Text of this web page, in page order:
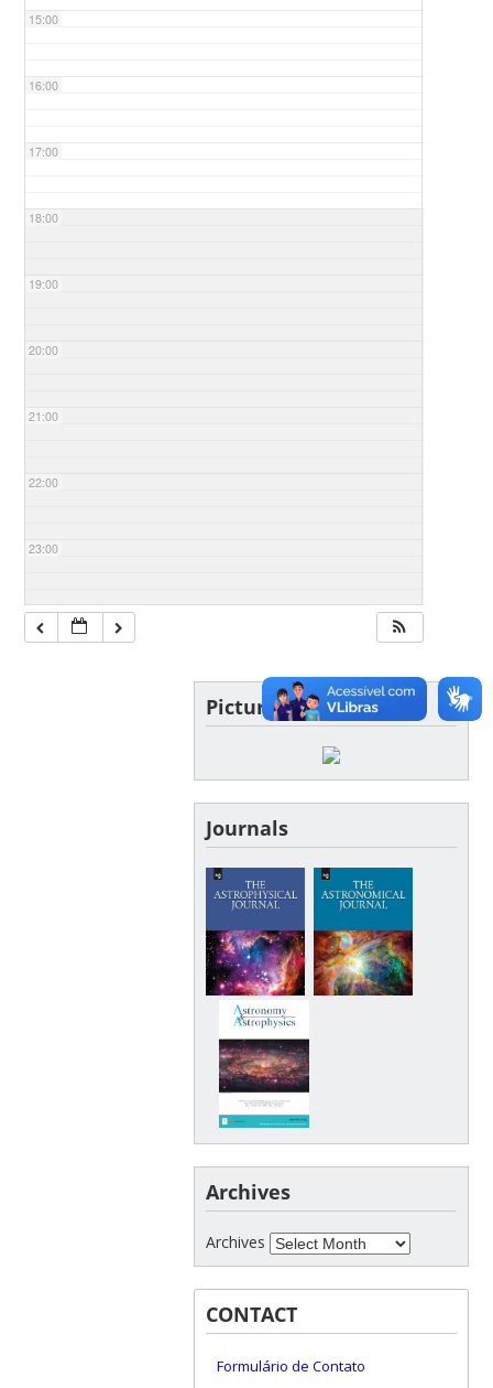
15:00
16:00
17:00
18:00
19:00
20:00
21:00
22:00
23:00
Picture of the day
Journals
Archives
Archives
CONTACT
Formulário de Contato